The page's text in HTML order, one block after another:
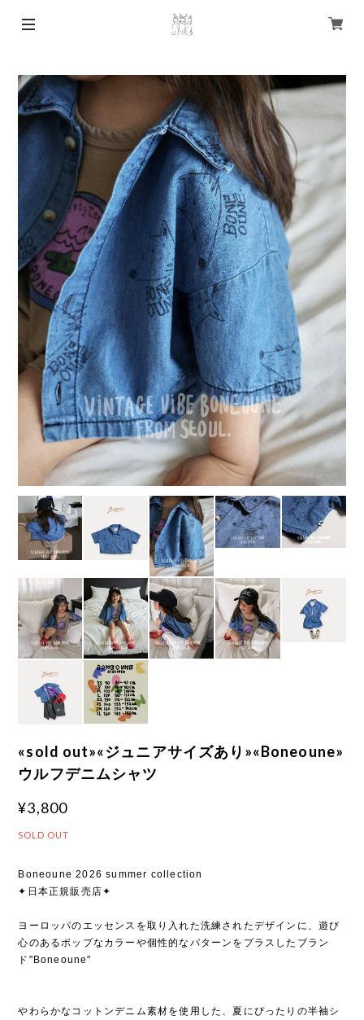
«sold out»«ジュニアサイズあり»«Boneoune»
ウルフデニムシャツ
¥3,800
SOLD OUT
Boneoune 2026 summer collection
✦日本正規販売店✦
ヨーロッパのエッセンスを取り入れた洗練されたデザインに、遊び
心のあるポップなカラーや個性的なパターンをプラスしたブラン
ド"Boneoune"
やわらかなコットンデニム素材を使用した、夏にぴったりの半袖シ